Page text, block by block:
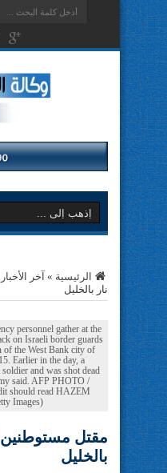
الرئيسية » آخر الأخبار
نار بالخليل
personnel gather at the
on Israeli border guards
of the West Bank city of
Earlier in the day, a
and was shot dead
said. AFP PHOTO /
should read HAZEM
Images)
مقتل مستوطنين
بالخليل